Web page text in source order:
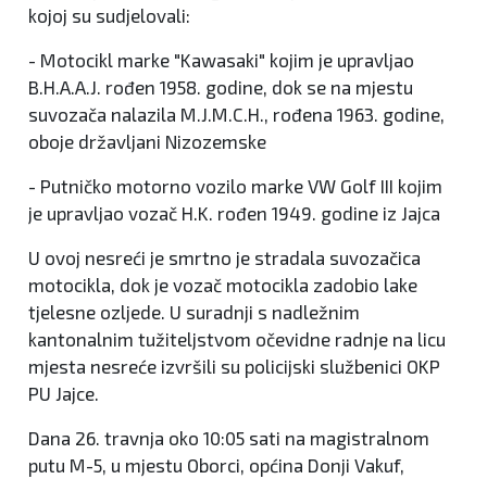
kojoj su sudjelovali:
- Motocikl marke "Kawasaki" kojim je upravljao
B.H.A.A.J. rođen 1958. godine, dok se na mjestu
suvozača nalazila M.J.M.C.H., rođena 1963. godine,
oboje državljani Nizozemske
- Putničko motorno vozilo marke VW Golf III kojim
je upravljao vozač H.K. rođen 1949. godine iz Jajca
U ovoj nesreći je smrtno je stradala suvozačica
motocikla, dok je vozač motocikla zadobio lake
tjelesne ozljede. U suradnji s nadležnim
kantonalnim tužiteljstvom očevidne radnje na licu
mjesta nesreće izvršili su policijski službenici OKP
PU Jajce.
Dana 26. travnja oko 10:05 sati na magistralnom
putu M-5, u mjestu Oborci, općina Donji Vakuf,